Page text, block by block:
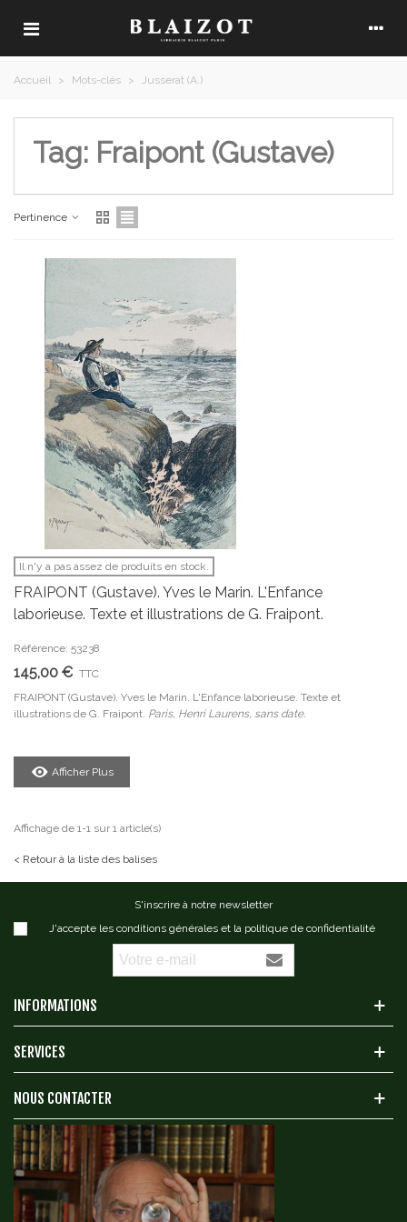
Accueil > Mots-clés > Jusserat (A.)
Tag: Fraipont (Gustave)
Pertinence
Il n'y a pas assez de produits en stock.
FRAIPONT (Gustave). Yves le Marin. L'Enfance
laborieuse. Texte et illustrations de G. Fraipont.
Référence: 53238
145,00 € TTC
FRAIPONT (Gustave). Yves le Marin. L'Enfance laborieuse. Texte et
illustrations de G. Fraipont. Paris, Henri Laurens, sans date.
Afficher Plus
Affichage de 1-1 sur 1 article(s)
< Retour à la liste des balises
S'inscrire à notre newsletter
J'accepte les conditions générales et la politique de confidentialité
INFORMATIONS
SERVICES
NOUS CONTACTER